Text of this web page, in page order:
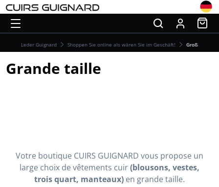
Leder Guignard Shoppen Sie online als wären Sie im Geschäft! Groß
Grande taille
Votre boutique CUIRS GUIGNARD vous propose un
large choix de vêtements cuir(blousons, vestes,
trois quart, manteaux) en grande taille.